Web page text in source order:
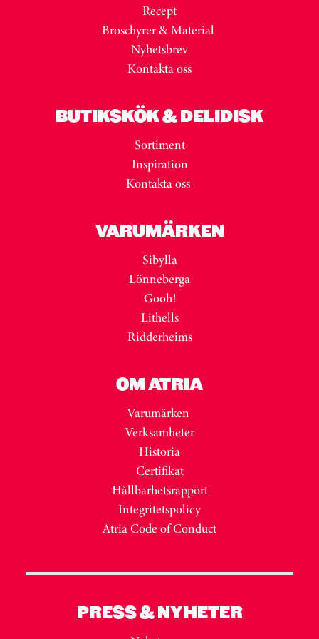
Recept
Broschyrer & Material
Nyhetsbrev
Kontakta oss
BUTIKSKÖK & DELIDISK
Sortiment
Inspiration
Kontakta oss
VARUMÄRKEN
Sibylla
Lönneberga
Gooh!
Lithells
Ridderheims
OM ATRIA
Varumärken
Verksamheter
Historia
Certifikat
Hållbarhetsrapport
Integritetspolicy
Atria Code of Conduct
PRESS & NYHETER